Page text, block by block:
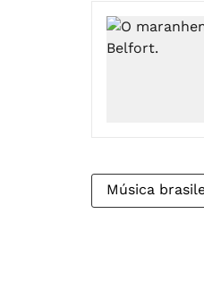
Música